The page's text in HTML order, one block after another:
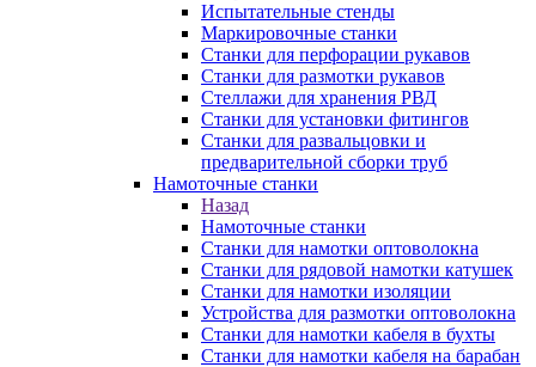
Испытательные стенды
Маркировочные станки
Станки для перфорации рукавов
Станки для размотки рукавов
Стеллажи для хранения РВД
Станки для установки фитингов
Станки для развальцовки и
предварительной сборки труб
Намоточные станки
Назад
Намоточные станки
Станки для намотки оптоволокна
Станки для рядовой намотки катушек
Станки для намотки изоляции
Устройства для размотки оптоволокна
Станки для намотки кабеля в бухты
Станки для намотки кабеля на барабан